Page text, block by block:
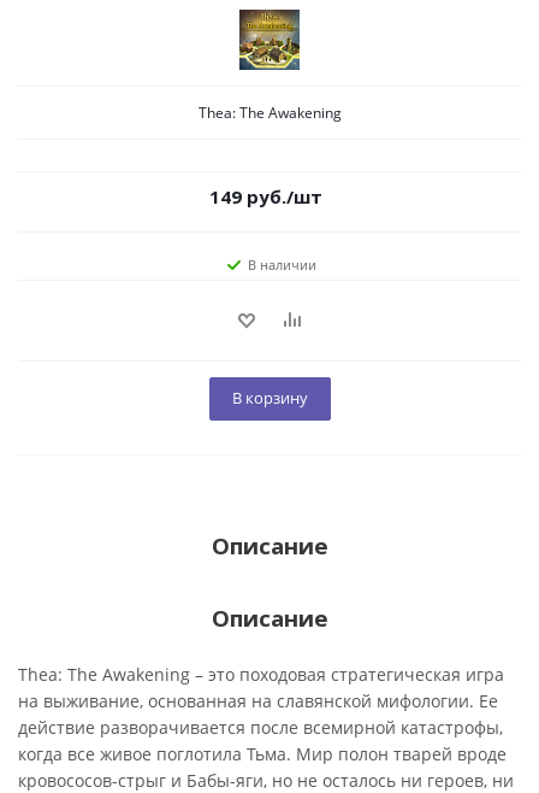
Thea: The Awakening
149руб./шт
В наличии
В корзину
Описание
Описание
Thea: The Awakening – это походовая стратегическая игра
на выживание, основанная на славянской мифологии. Ее
действие разворачивается после всемирной катастрофы,
когда все живое поглотила Тьма. Мир полон тварей вроде
кровососов-стрыг и Бабы-яги, но не осталось ни героев, ни